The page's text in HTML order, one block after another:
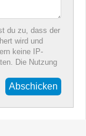
du zu, dass der
wird und
keine IP-
Die Nutzung
Abschicken